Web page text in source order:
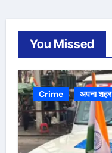
You Missed
Crime अपना शहर